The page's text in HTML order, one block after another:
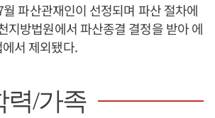
파산관재인이 선정되며 파산 절차에
지방법원에서 파산종결 결정을 받아 에
서 제외됐다.
력/가족